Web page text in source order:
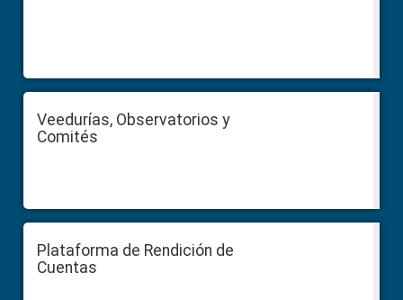
Veedurías, Observatorios y
Comités
Plataforma de Rendición de
Cuentas